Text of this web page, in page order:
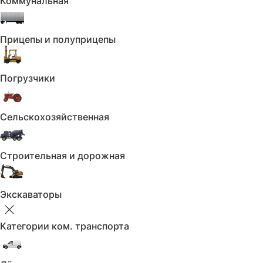
Прицепы и полуприцепы
Погрузчики
Сельскохозяйственная
Строительная и дорожная
Экскаваторы
Категории ком. транспорта
Сбросить
Двигатель
Двигатель
Не выбрано
Двигатель
Применить
Сбросить
Привод
Привод
Не выбрано
Привод